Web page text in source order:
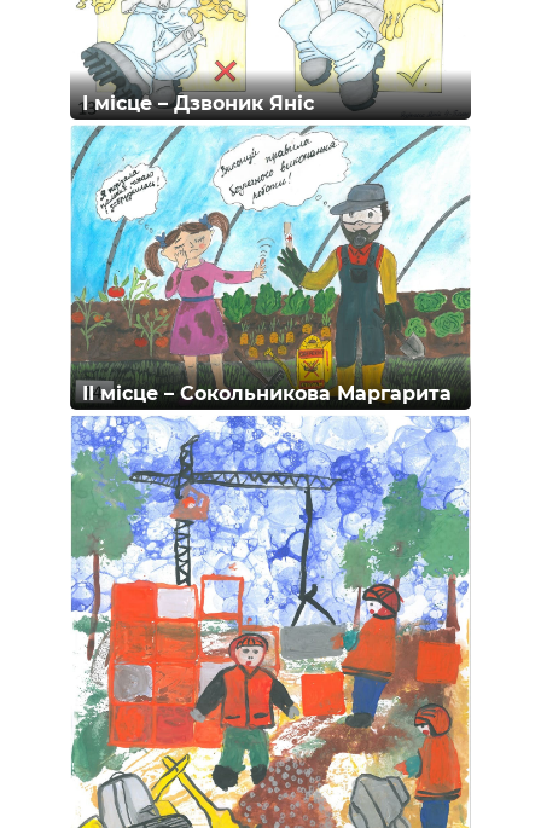
І місце – Дзвоник Яніс
ІІ місце – Сокольникова Маргарита